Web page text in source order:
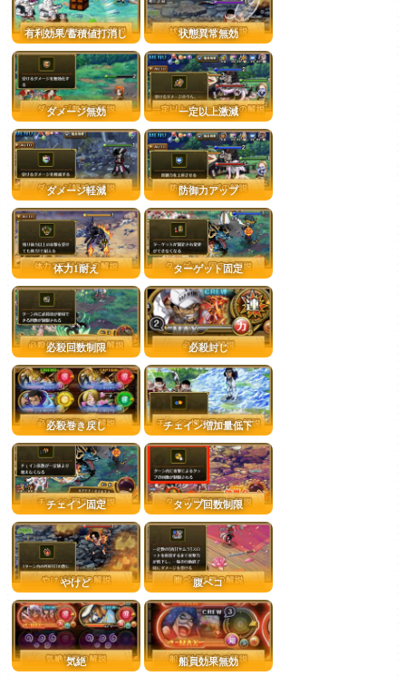
有利効果/蓄積値打消し 状態異常無効
ダメージ無効 一定以上激減
ダメージ軽減 防御力アップ
体力1耐え ターゲット固定
必殺回数制限 必殺封じ
必殺巻き戻し チェイン増加量低下
チェイン固定 タップ回数制限
やけど 腹ペコ
気絶 船員効果無効